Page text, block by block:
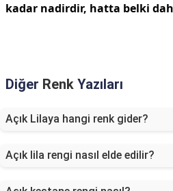
kadar nadirdir, hatta belki
Diğer Renk Yazıları
Açık Lilaya hangi renk gider?
Açık lila rengi nasıl elde edilir?